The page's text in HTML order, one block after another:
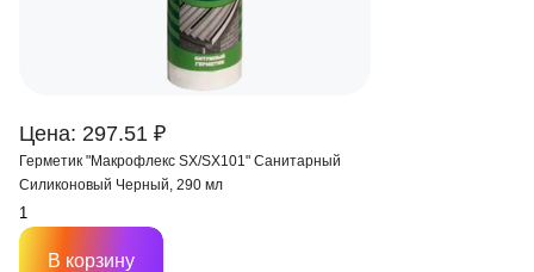
Цена: 297.51 ₽
Герметик "Макрофлекс SX/SX101" Санитарный
Силиконовый Черный, 290 мл
В корзину